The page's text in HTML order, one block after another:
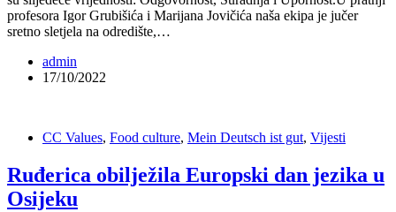
profesora Igor Grubišića i Marijana Jovičića naša ekipa je jučer
sretno sletjela na odredište,…
admin
17/10/2022
CC Values, Food culture, Mein Deutsch ist gut, Vijesti
Ruđerica obilježila Europski dan jezika u
Osijeku